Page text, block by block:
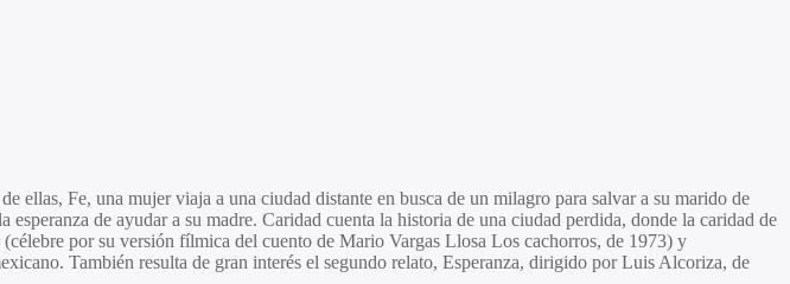
Fe, una mujer viaja a una ciudad distante en busca de un milagro para salvar a su marido de
de ayudar a su madre. Caridad cuenta la historia de una ciudad perdida, donde la caridad de
por su versión fílmica del cuento de Mario Vargas Llosa Los cachorros, de 1973) y
También resulta de gran interés el segundo relato, Esperanza, dirigido por Luis Alcoriza, de